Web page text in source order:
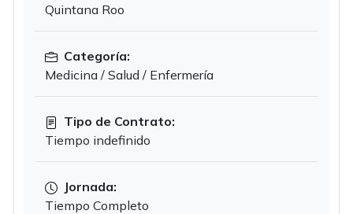
Quintana Roo
Categoría:
Medicina / Salud / Enfermería
Tipo de Contrato:
Tiempo indefinido
Jornada:
Tiempo Completo